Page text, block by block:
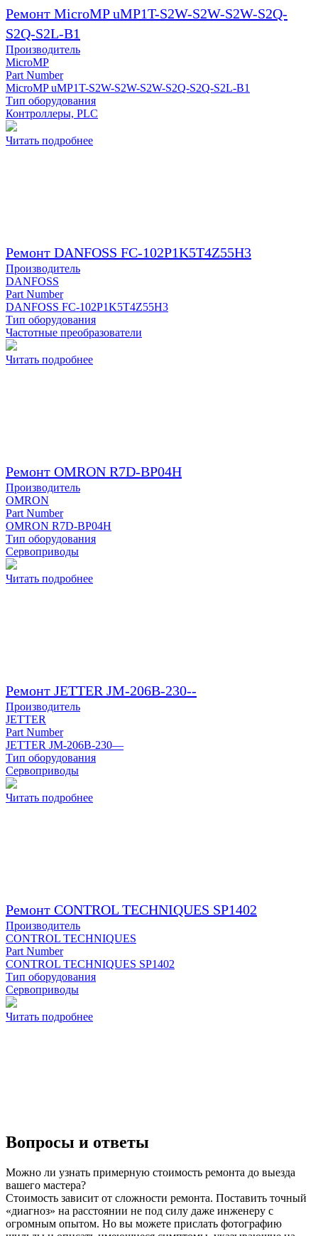
Ремонт MicroMP uMP1T-S2W-S2W-S2W-S2Q-
S2Q-S2L-B1
Производитель
MicroMP
Part Number
MicroMP uMP1T-S2W-S2W-S2W-S2Q-S2Q-S2L-B1
Тип оборудования
Контроллеры, PLC
Читать подробнее
Ремонт DANFOSS FC-102P1K5T4Z55H3
Производитель
DANFOSS
Part Number
DANFOSS FC-102P1K5T4Z55H3
Тип оборудования
Частотные преобразователи
Читать подробнее
Ремонт OMRON R7D-BP04H
Производитель
OMRON
Part Number
OMRON R7D-BP04H
Тип оборудования
Сервоприводы
Читать подробнее
Ремонт JETTER JM-206B-230--
Производитель
JETTER
Part Number
JETTER JM-206B-230—
Тип оборудования
Сервоприводы
Читать подробнее
Ремонт CONTROL TECHNIQUES SP1402
Производитель
CONTROL TECHNIQUES
Part Number
CONTROL TECHNIQUES SP1402
Тип оборудования
Сервоприводы
Читать подробнее
Вопросы и ответы
Можно ли узнать примерную стоимость ремонта до выезда
вашего мастера?
Стоимость зависит от сложности ремонта. Поставить точный
«диагноз» на расстоянии не под силу даже инженеру с
огромным опытом. Но вы можете прислать фотографию